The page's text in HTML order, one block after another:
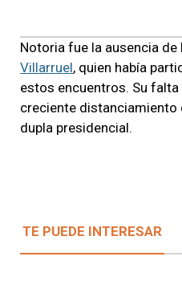
Notoria fue la ausencia de
Villarruel, quien había
estos encuentros. Su
creciente distanciamiento
dupla presidencial.
TE PUEDE INTERESAR